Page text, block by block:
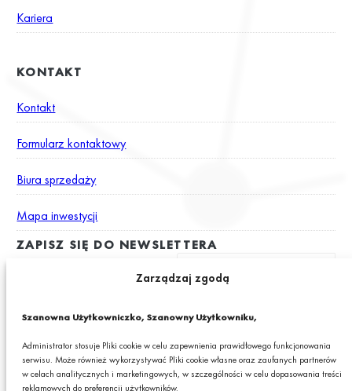
Zarządzaj zgodą
Szanowna Użytkowniczko, Szanowny Użytkowniku,
Administrator stosuje Pliki cookie w celu zapewnienia prawidłowego funkcjonowania
serwisu. Może również wykorzystywać Pliki cookie własne oraz zaufanych partnerów
w celach analitycznych i marketingowych, w szczególności w celu dopasowania treści
reklamowych do preferencji użytkowników.
Kariera
KONTAKT
Kontakt
Formularz kontaktowy
Biura sprzedaży
Mapa inwestycji
ZAPISZ SIĘ DO NEWSLETTERA
adres e-mail newslettera z informacjami o ciekawych promocjach,
produktach lub usługach GRANIT S.A.*
* Pola obowiązkowe